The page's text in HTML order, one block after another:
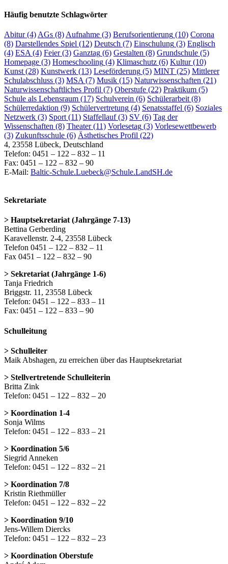
Häufig benutzte Schlagwörter
Abitur(4) AGs (8) Aufnahme (3) Berufsorientierung (10) Corona
(8) Darstellendes Spiel (12) Deutsch (7) Einschulung (3) Englisch
(4) ESA (4) Feier(3) Ganztag (6) Gestalten (8) Grundschule (5)
Homepage (3) Homeschooling (4) Klimaschutz (6) Kultur(10)
Kunst (28) Kunstwerk (13) Leseförderung (5) MINT (25) Mittlerer
Schulabschluss (3) MSA (7) Musik (15) Naturwissenschaften (21)
Naturwissenschaftliches Profil (7) Oberstufe (22) Praktikum (5)
Schule als Lebensraum (17) Schulverein (6) Schülerarbeit (8)
Schülerredaktion (9) Schülervertretung (4) Senatsstaffel (6) Soziales
Netzwerk (3) Sport (11) Staffellauf(3) SV (6) Tag der
Wissenschaften (8) Theater(11) Vorlesetag (3) Vorlesewettbewerb
(3) Zukunftsschule (6) Ästhetisches Profil (22)
4, 23558 Lübeck, Deutschland
Telefon: 0451 – 122 – 832 – 11
Fax: 0451 – 122 – 832 – 90
E-Mail: Baltic-Schule.Luebeck@Schule.LandSH.de
Sekretariate
> Hauptsekretariat (Jahrgänge 7-13)
Bettina Gerberding
Karavellenstr. 2-4, 23558 Lübeck
Telefon 0451 – 122 – 832 – 11
Fax 0451 – 122 – 832 – 90
> Sekretariat (Jahrgänge 1-6)
Tanja Friedrich
Briggstr. 11, 23558 Lübeck
Telefon: 0451 – 122 – 833 – 11
Fax: 0451 – 122 – 833 – 90
Schulleitung
> Schulleiter
Maik Abshagen, zu erreichen über das Hauptsekretariat
> Stellvertretende Schulleiterin
Britta Zink
Telefon: 0451 – 122 – 832 – 20
> Koordination 1-4
Sonja Wilms
Telefon: 0451 – 122 – 833 – 21
> Koordination 5/6
Siegrid Anneken
Telefon: 0451 – 122 – 832 – 21
> Koordination 7/8
Kristin Riethmüller
Telefon: 0451 – 122 – 832 – 22
> Koordination 9/10
Jens-Willem Diercks
Telefon: 0451 – 122 – 832 – 23
> Koordination Oberstufe